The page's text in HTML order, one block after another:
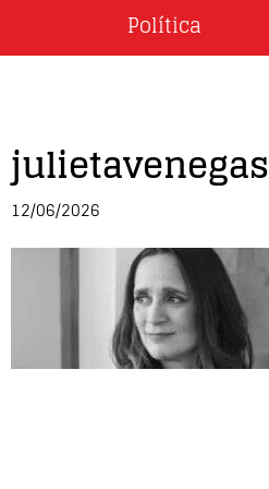
Política
julietavenegas
12/06/2026